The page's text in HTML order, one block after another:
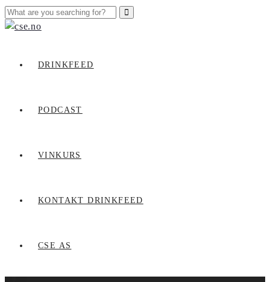
DRINKFEED
PODCAST
VINKURS
KONTAKT DRINKFEED
CSE AS